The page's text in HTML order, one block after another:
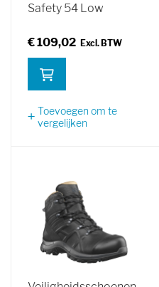
Safety 54 Low
€ 109,02
Toevoegen om te
vergelijken